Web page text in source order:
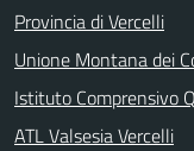
Provincia di Vercelli
Unione Montana dei
Istituto Comprensivo
ATL Valsesia Vercelli